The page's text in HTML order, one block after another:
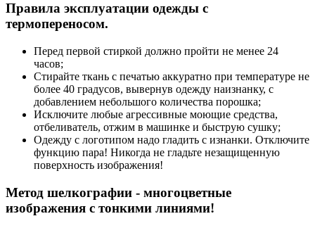
Правила эксплуатации одежды с
термопереносом.
Перед первой стиркой должно пройти не менее 24
часов;
Стирайте ткань с печатью аккуратно при температуре не
более 40 градусов, вывернув одежду наизнанку, с
добавлением небольшого количества порошка;
Исключите любые агрессивные моющие средства,
отбеливатель, отжим в машинке и быструю сушку;
Одежду с логотипом надо гладить с изнанки. Отключите
функцию пара! Никогда не гладьте незащищенную
поверхность изображения!
Метод шелкографии - многоцветные
изображения с тонкими линиями!